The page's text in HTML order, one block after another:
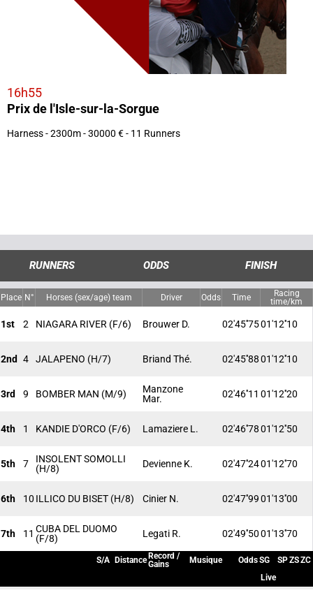
16h55
Prix de l'Isle-sur-la-Sorgue
Harness - 2300m - 30000 € - 11 Runners
RUNNERS ODDS FINISH
Place N° Horses (sex/age) team Driver Odds Time
Racing
time/km
1st 2 NIAGARA RIVER (F/6) Brouwer D. 02'45''7501'12''10
2nd 4 JALAPENO (H/7) Briand Thé. 02'45''8801'12''10
3rd 9 BOMBER MAN (M/9)
Manzone
Mar.
02'46''11 01'12''20
4th 1 KANDIE D'ORCO (F/6) Lamaziere L. 02'46''7801'12''50
5th 7
INSOLENT SOMOLLI
(H/8)
Devienne K. 02'47''2401'12''70
6th 10 ILLICO DU BISET (H/8) Cinier N. 02'47''9901'13''00
7th 11 CUBA DEL DUOMO
(F/8)
Legati R. 02'49''5001'13''70
S/A Distance Record /
Gains
Musique OddsSG SPZSZC
Live